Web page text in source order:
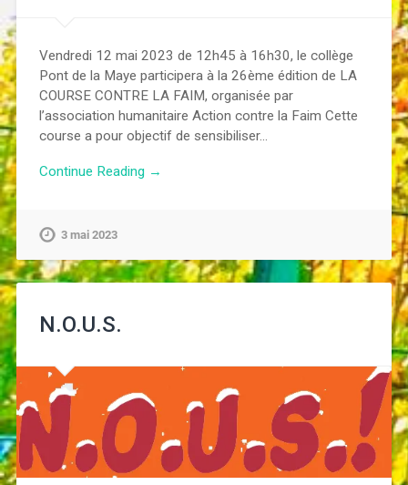
Vendredi 12 mai 2023 de 12h45 à 16h30, le collège
Pont de la Maye participera à la 26ème édition de LA
COURSE CONTRE LA FAIM, organisée par
l’association humanitaire Action contre la Faim Cette
course a pour objectif de sensibiliser…
Continue Reading →
3 mai 2023
N.O.U.S.